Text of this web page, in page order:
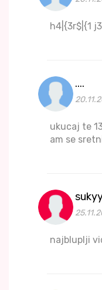
h4|{3r$|{1
....
ukucaj te
am se
najbluplji